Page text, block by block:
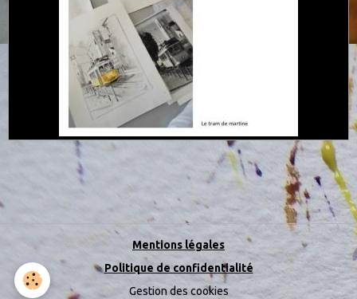
Mentions légales
Politique de confidentialité
Gestion des cookies